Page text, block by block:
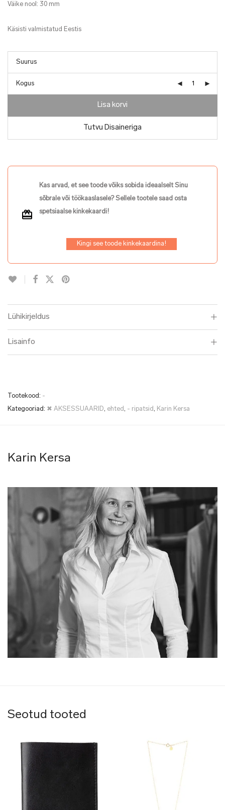
Väike nool: 30 mm
Käsisti valmistatud Eestis
Kogus
Lisa korvi
Tutvu Disaineriga
Kas arvad, et see toode võiks sobida ideaalselt Sinu
sõbrale või töökaaslasele? Sellele tootele saad osta
spetsiaalse kinkekaardi!
Kingi see toode kinkekaardina!
Lühikirjeldus
Lisainfo
Tootekood: -
Kategooriad: ✖ AKSESSUAARID ehted - ripatsid Karin Kersa
Karin Kersa
Seotud tooted